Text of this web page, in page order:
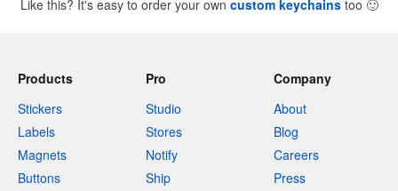
Like this? It's easy to order your own custom keychainstoo 🙂
Products
Stickers
Labels
Magnets
Buttons
Pro
Studio
Stores
Notify
Ship
Company
About
Blog
Careers
Press